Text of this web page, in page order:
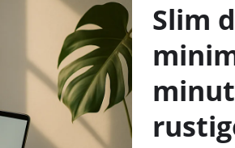
Slim